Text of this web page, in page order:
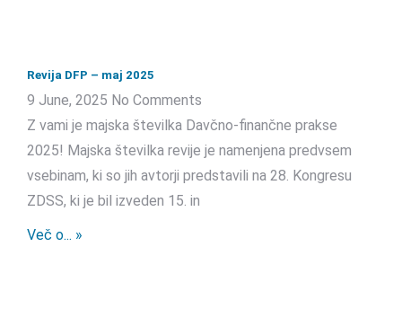
Revija DFP – maj 2025
9 June, 2025 No Comments
Z vami je majska številka Davčno-finančne prakse
2025! Majska številka revije je namenjena predvsem
vsebinam, ki so jih avtorji predstavili na 28. Kongresu
ZDSS, ki je bil izveden 15. in
Več o... »